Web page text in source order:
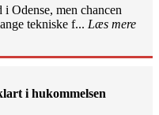
Odense, men chancen
tekniske f... Læs mere
i hukommelsen